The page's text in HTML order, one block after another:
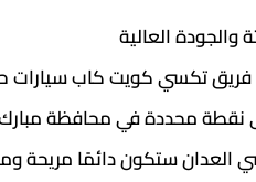
والجودة العالية
فريق تكسي كويت كاب سيارات
محددة في محافظة مبارك
دائمًا مريحة